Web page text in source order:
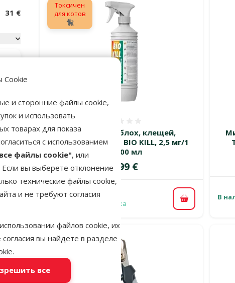
Cookie
и сторонние файлы cookie,
и использовать
товарах для показа
с использованием
файлы cookie", или
Если вы выберете отклонение
технические файлы cookie,
и не требуют согласия
файлов cookie, их
вы найдете в разделе
.
все
31 €
0
0
0
4
Аэрозоль от блох, клещей,
эктопаразитов – BIO KILL, 2,5 мг/1
мл, 500 мл
Цена
21,99 €
Токсичен
для котов
🐈‍⬛
В наличии
Бесплатная доставка
В корзину
В